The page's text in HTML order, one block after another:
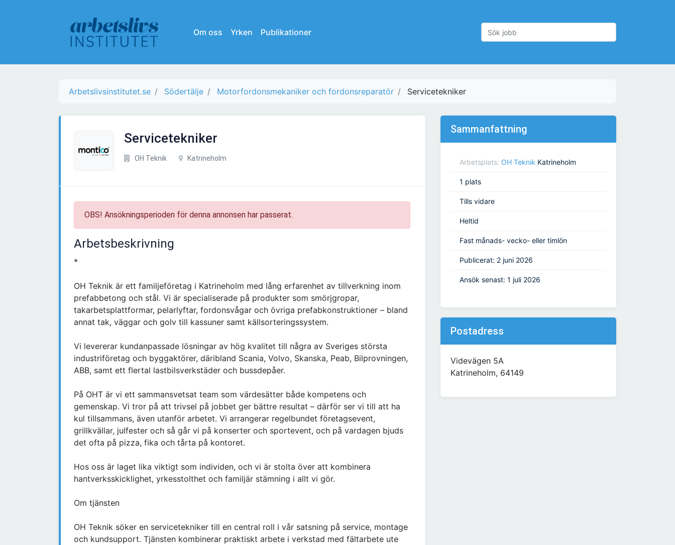
Om oss Yrken Publikationer
Arbetslivsinstitutet.se Södertälje Motorfordonsmekaniker och fordonsreparatör Servicetekniker
Servicetekniker
OH Teknik Katrineholm
OBS! Ansökningsperioden för denna annonsen har passerat.
Arbetsbeskrivning
*
OH Teknik är ett familjeföretag i Katrineholm med lång erfarenhet av tillverkning inom
prefabbetong och stål. Vi är specialiserade på produkter som smörjgropar,
takarbetsplattformar, pelarlyftar, fordonsvågar och övriga prefabkonstruktioner – bland
annat tak, väggar och golv till kassuner samt källsorteringssystem.
Vi levererar kundanpassade lösningar av hög kvalitet till några av Sveriges största
industriföretag och byggaktörer, däribland Scania, Volvo, Skanska, Peab, Bilprovningen,
ABB, samt ett flertal lastbilsverkstäder och bussdepåer.
På OHT är vi ett sammansvetsat team som värdesätter både kompetens och
gemenskap. Vi tror på att trivsel på jobbet ger bättre resultat – därför ser vi till att ha
kul tillsammans, även utanför arbetet. Vi arrangerar regelbundet företagsevent,
grillkvällar, julfester och så går vi på konserter och sportevent, och på vardagen bjuds
det ofta på pizza, fika och tårta på kontoret.
Hos oss är laget lika viktigt som individen, och vi är stolta över att kombinera
hantverksskicklighet, yrkesstolthet och familjär stämning i allt vi gör.
Om tjänsten
OH Teknik söker en servicetekniker till en central roll i vår satsning på service, montage
och kundsupport. Tjänsten kombinerar praktiskt arbete i verkstad med fältarbete ute
Sammanfattning
Arbetsplats: OH Teknik Katrineholm
1 plats
Tills vidare
Heltid
Fast månads- vecko- eller timlön
Publicerat: 2 juni 2026
Ansök senast: 1 juli 2026
Postadress
Videvägen 5A
Katrineholm, 64149